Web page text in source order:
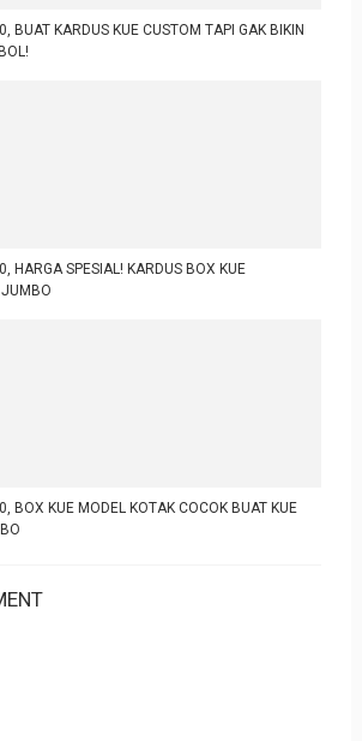
BUAT KARDUS KUE CUSTOM TAPI GAK BIKIN
HARGA SPESIAL! KARDUS BOX KUE
JUMBO
BOX KUE MODEL KOTAK COCOK BUAT KUE